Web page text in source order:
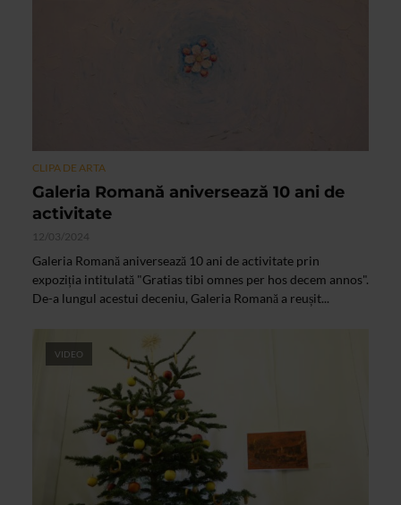
CLIPA DE ARTA
Galeria Romană aniversează 10 ani de
activitate
12/03/2024
Galeria Romană aniversează 10 ani de activitate prin
expoziția intitulată "Gratias tibi omnes per hos decem annos".
De-a lungul acestui deceniu, Galeria Romană a reușit...
VIDEO